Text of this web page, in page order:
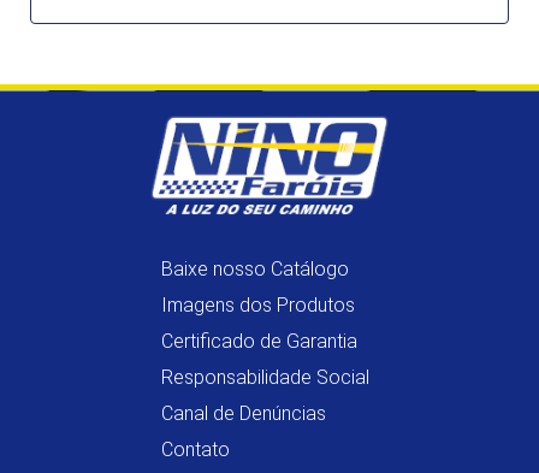
Baixe nosso Catálogo
Imagens dos Produtos
Certificado de Garantia
Responsabilidade Social
Canal de Denúncias
Contato